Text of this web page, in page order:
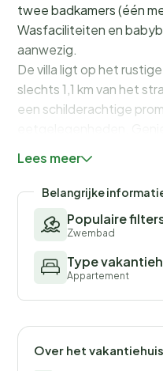
twee badkamers (één
Wasfaciliteiten en
aanwezig.
De villa ligt op het
slechts 1,1 km van het
een schilderachtige
Huisdieren en
parkeergelegenheid
Lees meer
Belangrijke
Populaire
Zwembad
Type
Appartement
Over het